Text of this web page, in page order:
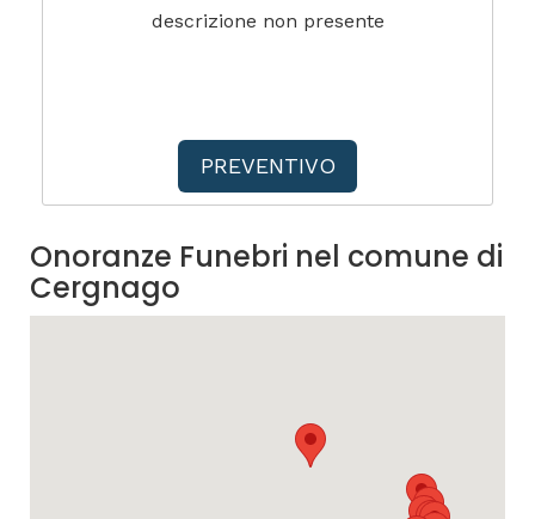
descrizione non presente
PREVENTIVO
Onoranze Funebri nel comune di
Cergnago